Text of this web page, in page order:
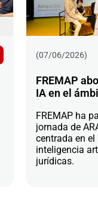
(07/06/2026)
FREMAP
IA en el
FREMAP ha
jornada de
centrada en
inteligencia
jurídicas.